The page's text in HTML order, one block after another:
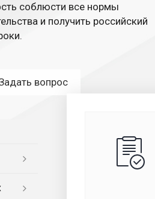
соблюсти все нормы
и получить российский
вопрос